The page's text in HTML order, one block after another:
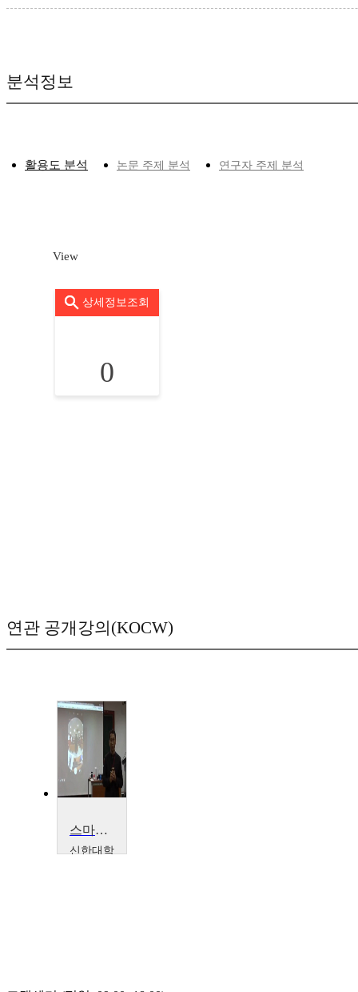
분석정보
활용도 분석 논문 주제 분석 연구자 주제 분석
View
상세정보조회
0
연관 공개강의(KOCW)
스마트 디바이스를 활용한 상호작용(서울대학교 치의학대학원)
신한대학